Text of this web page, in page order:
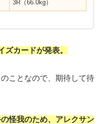
3R（66.0kg）
カードが発表。
ことなので、期待して待
怪我のため、アレクサン